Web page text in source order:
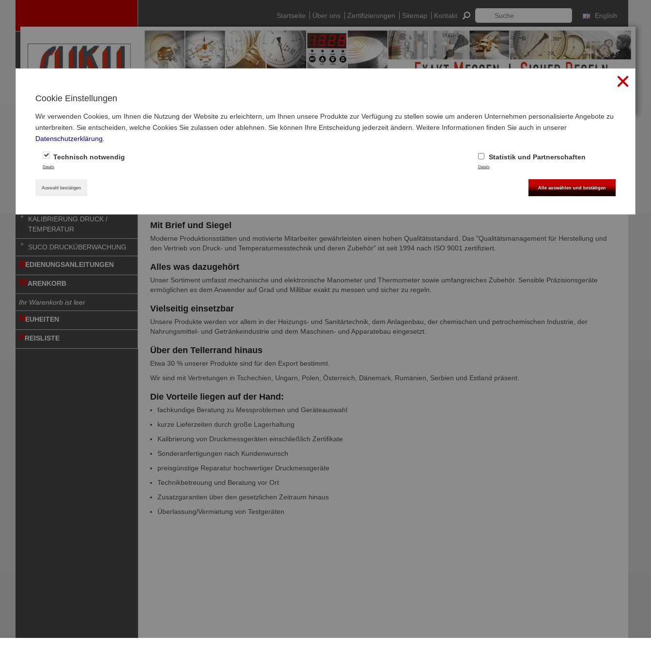
Startseite Über uns Zertifizierungen Sitemap Kontakt English
RODUKTE
MANOMETER-ZUBEHÖR
KALIBRIERUNG DRUCK /
TEMPERATUR
SUCO DRUCKÜBERWACHUNG
BEDIENUNGSANLEITUNGEN
WARENKORB
Ihr Warenkorb ist leer
NEUHEITEN
PREISLISTE
Registrieren
Anmelden
Mit Brief und Siegel
Moderne Produktionsstätten und motivierte Mitarbeiter gewährleisten einen hohen Qualitätsstandard. Das "Qualitätsmanagement für Herstellung und
den Vertrieb von Druck- und Temperaturmesstechnik und deren Zubehör" ist seit 1994 nach ISO 9001 zertifiziert.
Alles was dazugehört
Unser Sortiment umfasst mechanische und elektronische Manometer und Thermometer sowie umfangreiches Zubehör. Sensible Präzisionsgeräte
ermöglichen es dem Anwender auf Grad und Millibar exakt zu messen und sicher zu regeln.
Vielseitig einsetzbar
Unsere Produkte werden vor allem in der Heizungs- und Sanitärtechnik, dem Anlagenbau, der chemischen und petrochemischen Industrie, der
Nahrungsmittel- und Getränkeindustrie und dem Maschinen- und Apparatebau eingesetzt.
Über den Tellerrand hinaus
Etwa 30 % unserer Produkte sind für den Export bestimmt.
Wir sind mit Vertretungen in Tschechien, Ungarn, Polen, Österreich, Dänemark, Rumänien, Serbien und Estland präsent.
Die Vorteile liegen auf der Hand:
fachkundige Beratung zu Messproblemen und Geräteauswahl
kurze Lieferzeiten durch große Lagerhaltung
Kalibrierung von Druckmessgeräten einschließlich Zertifikate
Sonderanfertigungen nach Kundenwunsch
preisgünstige Reparatur hochwertiger Druckmessgeräte
Technikbetreuung und Beratung vor Ort
Zusatzgarantien über den gesetzlichen Zeitraum hinaus
Überlassung/Vermietung von Testgeräten
Cookie Einstellungen
Wir verwenden Cookies, um Ihnen die Nutzung der Website zu erleichtern, um Ihnen unsere Produkte zur Verfügung zu stellen sowie um anderen Unternehmen personalisierte Angebote zu
unterbreiten. Sie entscheiden, welche Cookies Sie zulassen oder ablehnen. Sie können Ihre Entscheidung jederzeit ändern. Weitere Informationen finden Sie auch in unserer
Datenschutzerklärung
Technisch notwendig
Details
Statistik und Partnerschaften
Details
Auswahl bestätigen Alle auswählen und bestätigen